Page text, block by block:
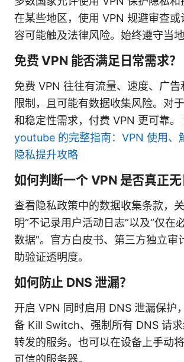
在某些地区，使用 VPN 规避审查或
容可能触及法律风险。始终遵守当地
免费 VPN 能否满足日常需求？
免费 VPN 往往有流量、速度、广告
限制，且可能有数据收集风险。对
和稳定性需求，付费 VPN 更可靠。
youtube 的完整指南：VPN 使用、
隐私提升攻略
如何判断一个 VPN 是否真正无
查看隐私政策中的数据收集条款，
明“不记录用户活动日志”以及“仅在
数据”。官方白皮书、第三方独立审
助验证透明度。
如何防止 DNS 泄漏？
开启 VPN 同时启用 DNS 泄漏保护
备 Kill Switch、强制所有 DNS 请
转发的服务。也可以在设备上手动
可信的服务器。